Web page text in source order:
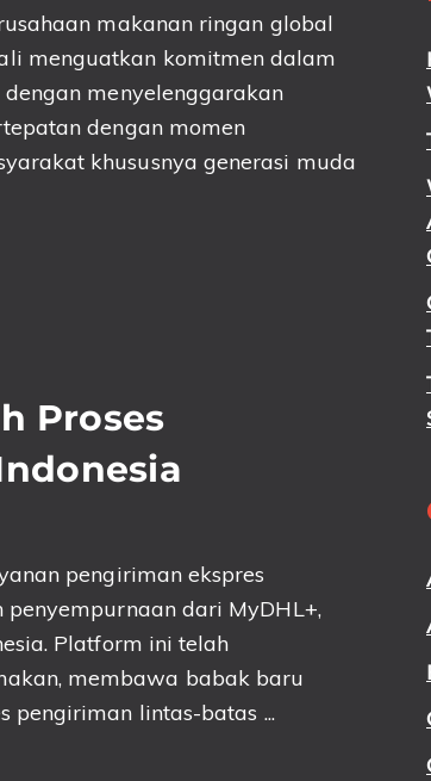
makanan ringan global
menguatkan komitmen dalam
menyelenggarakan
dengan momen
khususnya generasi muda
Proses
pengiriman ekspres
dari MyDHL+,
Platform ini telah
membawa babak baru
pengiriman lintas-batas ...